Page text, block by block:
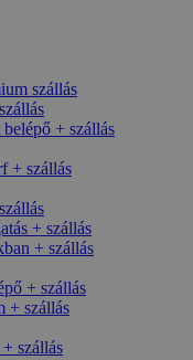
szállás
+ szállás
+ szállás
+ szállás
+ szállás
+ szállás
+ szállás
szállás